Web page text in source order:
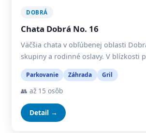
DOBRÁ
Chata Dobrá No. 16
Väčšia chata v obľúbenej oblasti
skupiny a rodinné oslavy. V blízkosti
Parkovanie Záhrada Gril
👥 až 15 osôb
Detail →